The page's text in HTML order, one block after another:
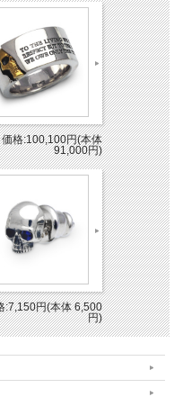
価格:100,100円(本体
91,000円)
:7,150円(本体 6,500
円)